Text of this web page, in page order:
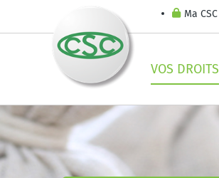
Ma CSC
VOS DROITS